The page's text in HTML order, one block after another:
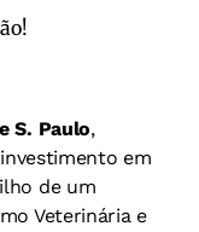
S. Paulo,
em
de um
Veterinária e